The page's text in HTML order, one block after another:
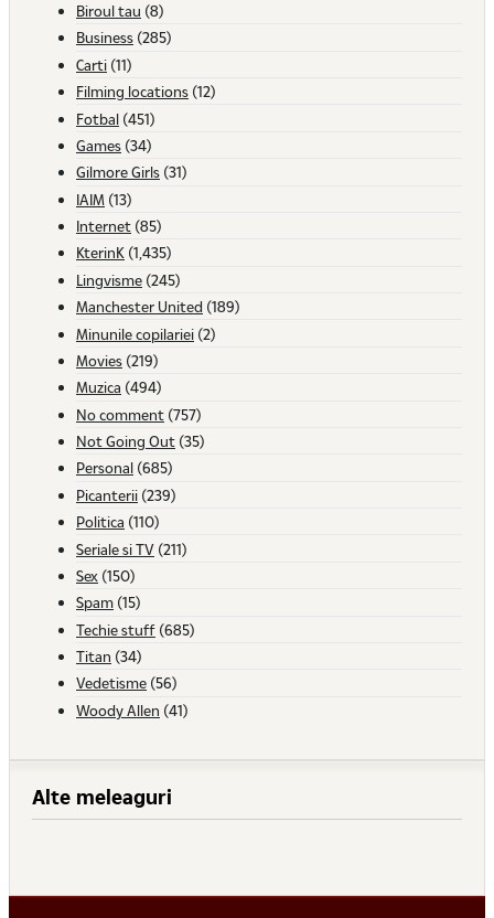
Biroul tau (8)
Business (285)
Carti (11)
Filming locations (12)
Fotbal (451)
Games (34)
Gilmore Girls (31)
IAIM (13)
Internet (85)
KterinK (1,435)
Lingvisme (245)
Manchester United (189)
Minunile copilariei (2)
Movies (219)
Muzica (494)
No comment (757)
Not Going Out (35)
Personal (685)
Picanterii (239)
Politica (110)
Seriale si TV (211)
Sex (150)
Spam (15)
Techie stuff (685)
Titan (34)
Vedetisme (56)
Woody Allen (41)
Alte meleaguri